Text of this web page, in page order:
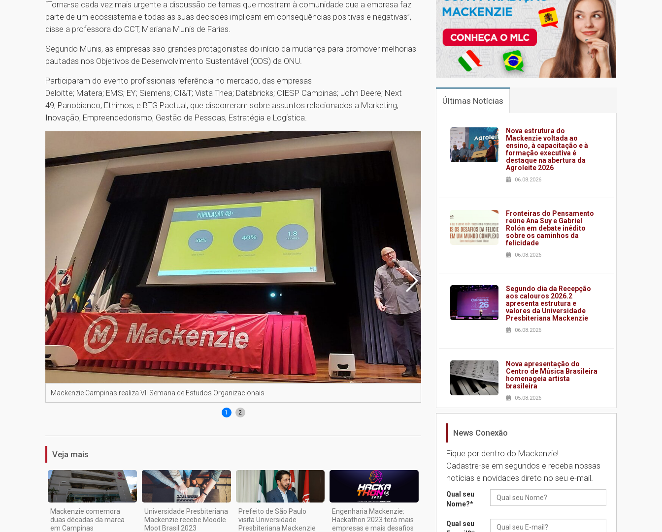
“Torna-se cada vez mais urgente a discussão de temas que mostrem à comunidade que a empresa faz
parte de um ecossistema e todas as suas decisões implicam em consequências positivas e negativas”,
disse a professora do CCT, Mariana Munis de Farias.
Segundo Munis, as empresas são grandes protagonistas do início da mudança para promover melhorias
pautadas nos Objetivos de Desenvolvimento Sustentável (ODS) da ONU.
Participaram do evento profissionais referência no mercado, das empresas
Deloitte; Matera; EMS; EY; Siemens; CI&T; Vista Thea; Databricks; CIESP Campinas; John Deere; Next
49; Panobianco; Ethimos; e BTG Pactual, que discorreram sobre assuntos relacionados a Marketing,
Inovação, Empreendedorismo, Gestão de Pessoas, Estratégia e Logística.
Mackenzie Campinas realiza VII Semana de Estudos Organizacionais Alunos participantes da VII Semana de Estudos Organizacionais
1 2
Veja mais
Mackenzie comemora
duas décadas da marca
em Campinas
Universidade Presbiteriana
Mackenzie recebe Moodle
Moot Brasil 2023
Prefeito de São Paulo
visita Universidade
Presbiteriana Mackenzie
Engenharia Mackenzie:
Hackathon 2023 terá mais
empresas e mais desafios
Últimas Notícias
Nova estrutura do
Mackenzie voltada ao
ensino, à capacitação e à
formação executiva é
destaque na abertura da
Agroleite 2026
06.08.2026
Fronteiras do Pensamento
reúne Ana Suy e Gabriel
Rolón em debate inédito
sobre os caminhos da
felicidade
06.08.2026
Segundo dia da Recepção
aos calouros 2026.2
apresenta estrutura e
valores da Universidade
Presbiteriana Mackenzie
06.08.2026
Nova apresentação do
Centro de Música Brasileira
homenageia artista
brasileira
05.08.2026
Universidade Mackenzie
Seminário discute desafios
das novas tecnologias em
sistemas solares
04.08.2026
News Conexão
Fique por dentro do Mackenzie!
Cadastre-se em segundos e receba nossas
notícias e novidades direto no seu e-mail.
Qual seu
Nome?*
Qual seu